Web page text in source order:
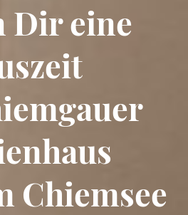
Dir eine
Chiemsee